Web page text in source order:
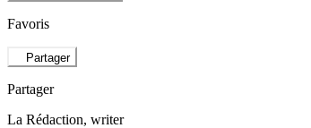
Favoris
Partager
Partager
La Rédaction, writer